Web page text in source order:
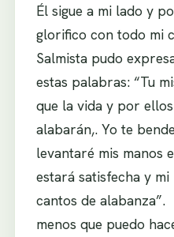
Él sigue a mi lado y
glorifico con todo mi
Salmista pudo
estas palabras: “Tu
que la vida y por
alabarán,. Yo te
levantaré mis manos
estará satisfecha y
cantos de
menos que puedo